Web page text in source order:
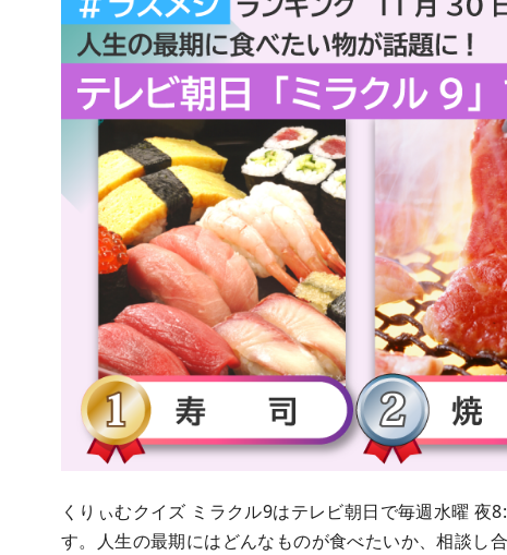
くりぃむクイズ ミラクル9はテレビ朝日で毎週水曜
す。人生の最期にはどんなものが食べたいか、相談し